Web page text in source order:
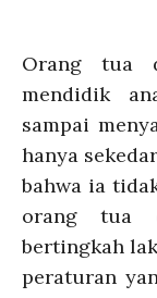
Orang tua
mendidik
sampai
hanya
bahwa ia
orang tua
bertingkah
peraturan